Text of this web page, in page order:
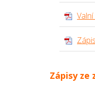
Zápisy ze